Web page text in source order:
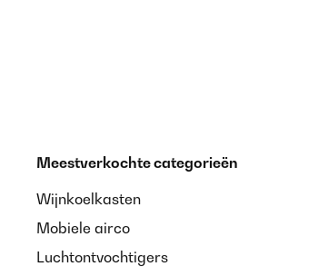
Meestverkochte categorieën
Wijnkoelkasten
Mobiele airco
Luchtontvochtigers